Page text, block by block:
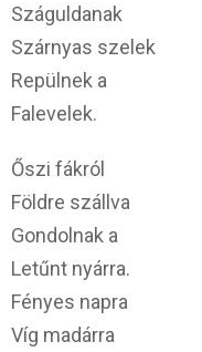
Száguldanak
Szárnyas szelek
Repülnek a
Falevelek.
Őszi fákról
Földre szállva
Gondolnak a
Letűnt nyárra.
Fényes napra
Víg madárra